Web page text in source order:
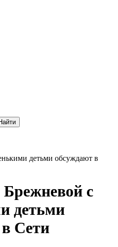
детьми обсуждают в
с
детьми
Сети